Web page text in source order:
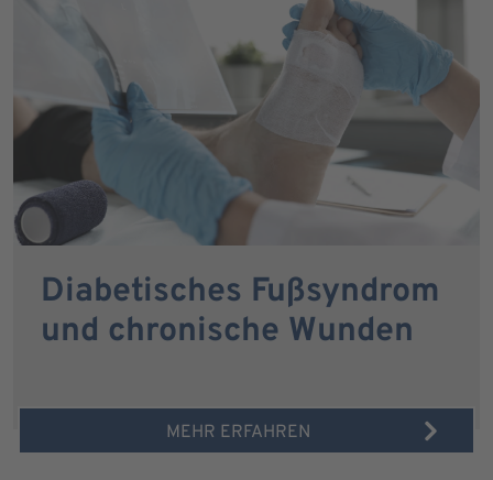
Diabetisches Fußsyndrom
und chronische Wunden
MEHR ERFAHREN